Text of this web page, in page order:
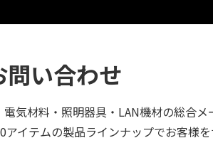
問い合わせ
気材料・照明器具・LAN機材の総合メ
イテムの製品ラインナップでお客様